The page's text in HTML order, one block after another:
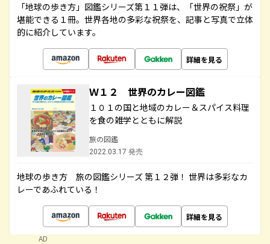
「地球の歩き方」図鑑シリーズ第１１弾は、「世界の祝祭」が
堪能できる１冊。世界各地の多彩な祝祭を、記事と写真で立体
的に紹介しています。
詳細を見る
Ｗ１２ 世界のカレー図鑑
１０１の国と地域のカレー＆スパイス料理
を食の雑学とともに解説
旅の図鑑
2022.03.17 発売
地球の歩き方 旅の図鑑シリーズ 第１２弾！ 世界は多彩なカ
レーであふれている！
詳細を見る
AD